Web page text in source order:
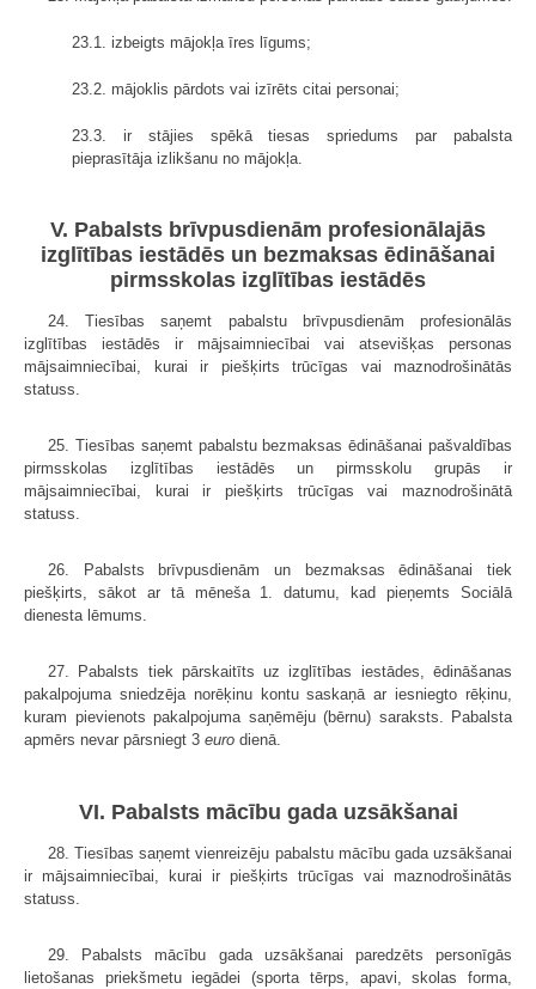
23.1. izbeigts mājokļa īres līgums;
23.2. mājoklis pārdots vai izīrēts citai personai;
23.3. ir stājies spēkā tiesas spriedums par pabalsta
pieprasītāja izlikšanu no mājokļa.
V. Pabalsts brīvpusdienām profesionālajās
izglītības iestādēs un bezmaksas ēdināšanai
pirmsskolas izglītības iestādēs
24. Tiesības saņemt pabalstu brīvpusdienām profesionālās
izglītības iestādēs ir mājsaimniecībai vai atsevišķas personas
mājsaimniecībai, kurai ir piešķirts trūcīgas vai maznodrošinātās
statuss.
25. Tiesības saņemt pabalstu bezmaksas ēdināšanai pašvaldības
pirmsskolas izglītības iestādēs un pirmsskolu grupās ir
mājsaimniecībai, kurai ir piešķirts trūcīgas vai maznodrošinātā
statuss.
26. Pabalsts brīvpusdienām un bezmaksas ēdināšanai tiek
piešķirts, sākot ar tā mēneša 1. datumu, kad pieņemts Sociālā
dienesta lēmums.
27. Pabalsts tiek pārskaitīts uz izglītības iestādes, ēdināšanas
pakalpojuma sniedzēja norēķinu kontu saskaņā ar iesniegto rēķinu,
kuram pievienots pakalpojuma saņēmēju (bērnu) saraksts. Pabalsta
apmērs nevar pārsniegt 3 euro dienā.
VI. Pabalsts mācību gada uzsākšanai
28. Tiesības saņemt vienreizēju pabalstu mācību gada uzsākšanai
ir mājsaimniecībai, kurai ir piešķirts trūcīgas vai maznodrošinātās
statuss.
29. Pabalsts mācību gada uzsākšanai paredzēts personīgās
lietošanas priekšmetu iegādei (sporta tērps, apavi, skolas forma,